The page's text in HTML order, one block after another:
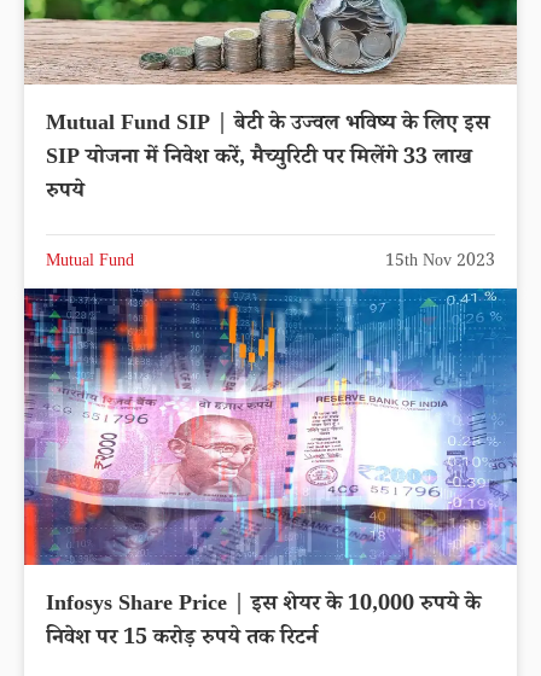
Mutual Fund SIP | बेटी के उज्वल भविष्य के लिए इस
SIP योजना में निवेश करें, मैच्युरिटी पर मिलेंगे 33 लाख
रुपये
Mutual Fund 15th Nov 2023
Infosys Share Price | इस शेयर के 10,000 रुपये के
निवेश पर 15 करोड़ रुपये तक रिटर्न